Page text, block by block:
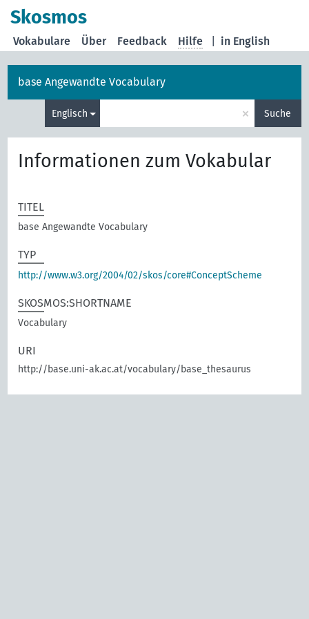
Skosmos
in English
Vokabulare Über Feedback Hilfe
base Angewandte Vocabulary
Englisch × Suche
Informationen zum Vokabular
TITEL
base Angewandte Vocabulary
TYP
http://www.w3.org/2004/02/skos/core#ConceptScheme
SKOSMOS:SHORTNAME
Vocabulary
URI
http://base.uni-ak.ac.at/vocabulary/base_thesaurus